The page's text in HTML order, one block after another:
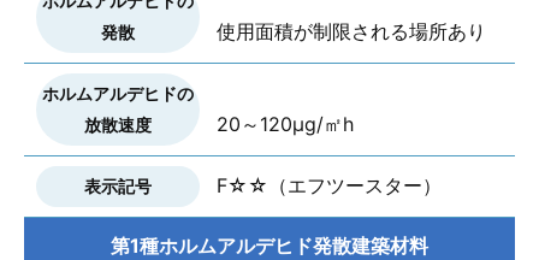
使用面積が制限される場所あり
20～120μg/㎡h
F☆☆（エフツースター）
第1種ホルムアルデヒド発散建築材料